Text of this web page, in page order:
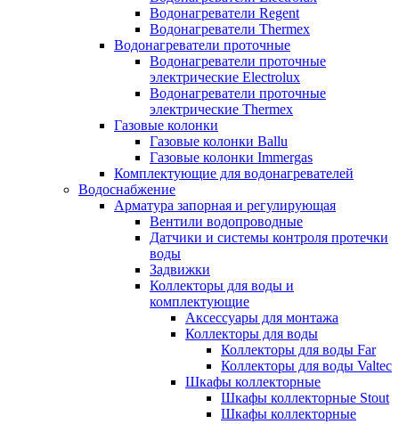
Водонагреватели Regent
Водонагреватели Thermex
Водонагреватели проточные
Водонагреватели проточные
электрические Electrolux
Водонагреватели проточные
электрические Thermex
Газовые колонки
Газовые колонки Ballu
Газовые колонки Immergas
Комплектующие для водонагревателей
Водоснабжение
Арматура запорная и регулирующая
Вентили водопроводные
Датчики и системы контроля протечки
воды
Задвижки
Коллекторы для воды и
комплектующие
Аксессуары для монтажа
Коллекторы для воды
Коллекторы для воды Far
Коллекторы для воды Valtec
Шкафы коллекторные
Шкафы коллекторные Stout
Шкафы коллекторные